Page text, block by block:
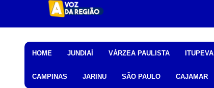
HOME JUNDIAÍ VÁRZEA PAULISTA ITUPEVA
CAMPINAS JARINU SÃO PAULO CAJAMAR